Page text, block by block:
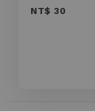
NT$ 30